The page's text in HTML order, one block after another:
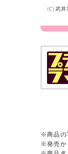
(C)武
※商品の
※発売か